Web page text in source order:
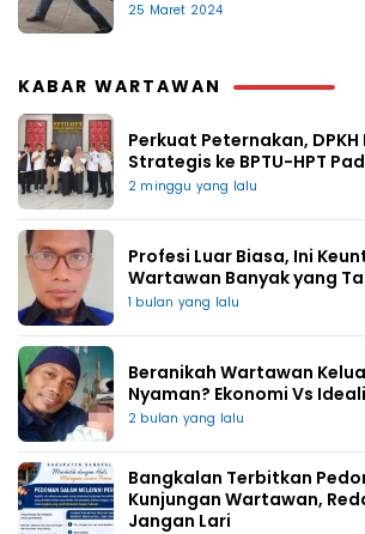
25 Maret 2024
KABAR WARTAWAN
Perkuat Peternakan,
Strategis ke BPTU-HPT
2 minggu yang lalu
Profesi Luar Biasa, Ini
Wartawan Banyak yang
1 bulan yang lalu
Beranikah Wartawan
Nyaman? Ekonomi Vs
2 bulan yang lalu
Bangkalan Terbitkan
Kunjungan Wartawan,
Jangan Lari